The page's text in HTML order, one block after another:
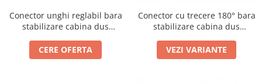
Conector unghi reglabil bara
stabilizare cabina dus
CERE OFERTA
Conector cu trecere 180° bara
stabilizare cabina dus
VEZI VARIANTE